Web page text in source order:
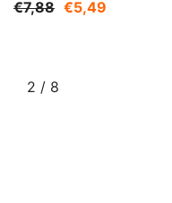
€7,88 €5,49
2 / von
8